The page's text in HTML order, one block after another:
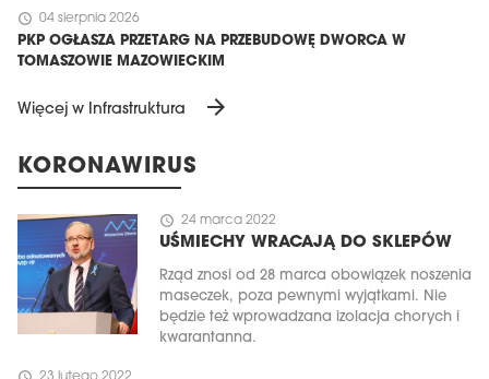
schedule 04 sierpnia 2026
PKP OGŁASZA PRZETARG NA PRZEBUDOWĘ DWORCA W
TOMASZOWIE MAZOWIECKIM
Więcej w Infrastruktura arrow_forward
KORONAWIRUS
schedule 24 marca 2022
UŚMIECHY WRACAJĄ DO SKLEPÓW
Rząd znosi od 28 marca obowiązek noszenia
maseczek, poza pewnymi wyjątkami. Nie
będzie też wprowadzana izolacja chorych i
kwarantanna.